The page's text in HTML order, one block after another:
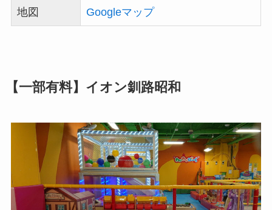
地図 Googleマップ
【一部有料】イオン釧路昭和